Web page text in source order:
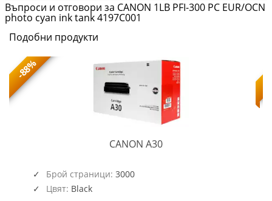
Въпроси и отговори за CANON 1LB PFI-300 PC EUR/OCN
photo cyan ink tank 4197C001
Подобни продукти
-88%
CANON A30A30
Брой страници: 3000
Цвят: Black